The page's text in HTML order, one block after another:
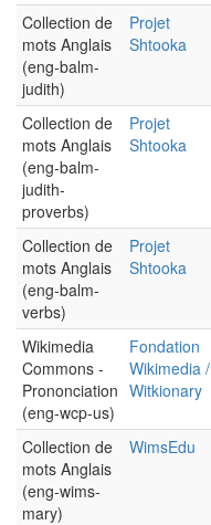
Collection de
mots Anglais
(eng-balm-
judith)
Projet
Shtooka
Collection de
mots Anglais
(eng-balm-
judith-
proverbs)
Projet
Shtooka
Collection de
mots Anglais
(eng-balm-
verbs)
Projet
Shtooka
Wikimedia
Commons -
Prononciation
(eng-wcp-us)
Fondation
Wikimedia /
Witkionary
Collection de
mots Anglais
(eng-wims-
mary)
WimsEdu